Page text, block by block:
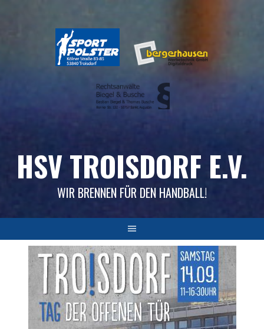
HSV TROISDORF E.V.
WIR BRENNEN FÜR DEN HANDBALL!